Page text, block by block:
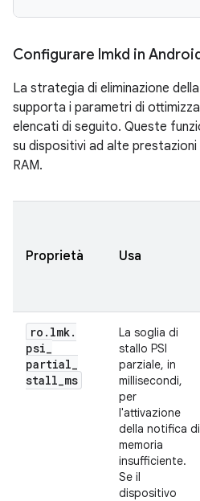
Configurare lmkd in Android
La strategia di eliminazione
supporta i parametri di
elencati di seguito. Queste
su dispositivi ad alte
RAM.
Proprietà Usa
ro . lmk.
psi_
partial_
stall_ms
La soglia di
stallo PSI
parziale, in
millisecondi,
per
l'attivazione
della notifica di
memoria
insufficiente.
Se il
dispositivo